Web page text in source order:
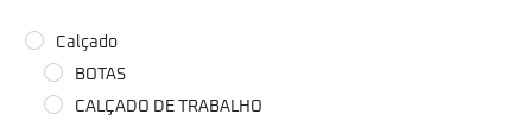
Calçado
BOTAS
CALÇADO DE TRABALHO